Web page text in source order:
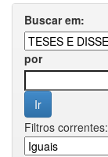
Buscar em:
por
Filtros correntes: